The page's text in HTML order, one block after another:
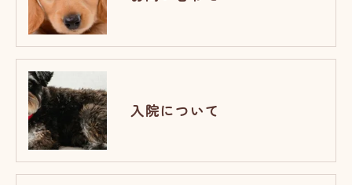
入院について